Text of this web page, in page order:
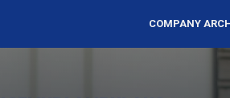
COMPANY